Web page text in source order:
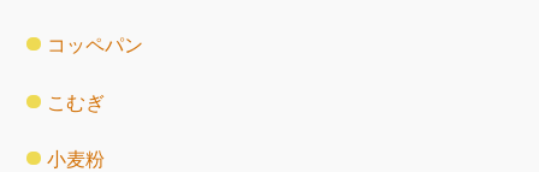
コッペパン
こむぎ
小麦粉